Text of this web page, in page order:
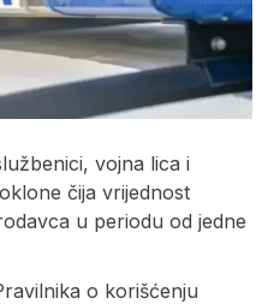
vojna lica i
čija vrijednost
u periodu od jedne
o korišćenju